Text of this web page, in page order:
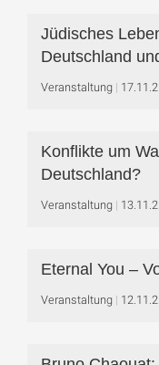
Jüdisches
Deutschland
Veranstaltung
Konflikte um
Deutschland?
Veranstaltung
Eternal You –
Veranstaltung